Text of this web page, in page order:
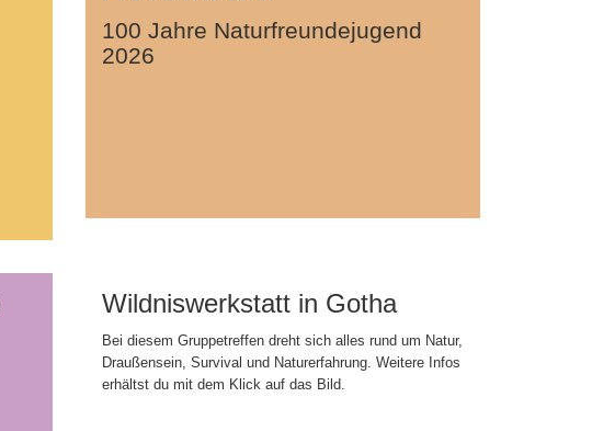
100 Jahre Naturfreundejugend
2026
Wildniswerkstatt in Gotha
Bei diesem Gruppetreffen dreht sich alles rund um Natur,
Draußensein, Survival und Naturerfahrung. Weitere Infos
erhältst du mit dem Klick auf das Bild.